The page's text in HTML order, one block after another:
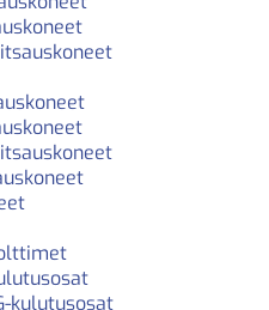
kulutusosat